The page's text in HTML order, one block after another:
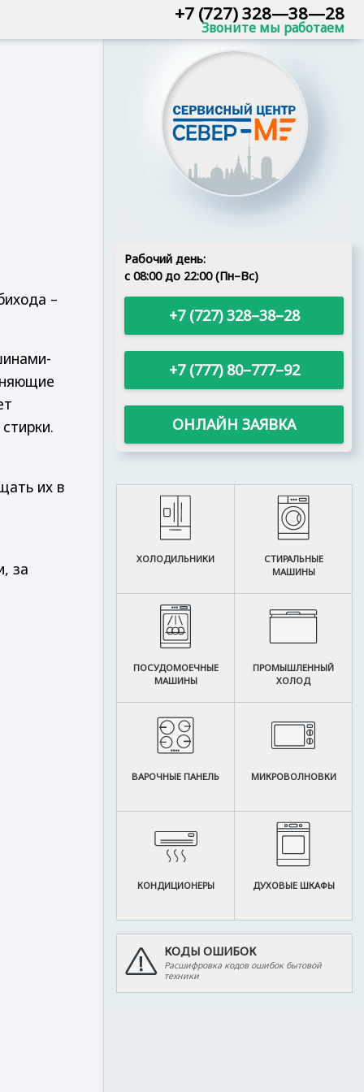
+7 (727) 328—38—28
–
их в
за
Рабочий день:
с 08:00 до 22:00 (Пн–Вс)
+7 (727) 328–38–28
+7 (777) 80–777–92
ОНЛАЙН ЗАЯВКА
ХОЛОДИЛЬНИКИ
СТИРАЛЬНЫЕ
МАШИНЫ
ПОСУДОМОЕЧНЫЕ
МАШИНЫ
ПРОМЫШЛЕННЫЙ
ХОЛОД
ВАРОЧНЫЕ ПАНЕЛЬ МИКРОВОЛНОВКИ
КОНДИЦИОНЕРЫ ДУХОВЫЕ ШКАФЫ
КОДЫ ОШИБОК